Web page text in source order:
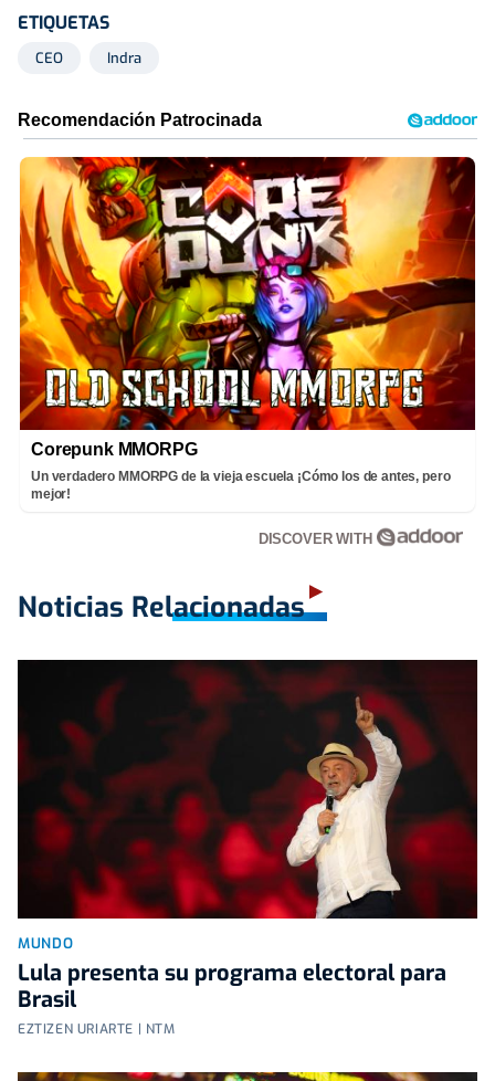
ETIQUETAS
CEO Indra
Corepunk MMORPG
Un verdadero MMORPG de la vieja escuela ¡Cómo los de antes, pero
mejor!
DISCOVER WITH
Noticias Relacionadas
MUNDO
Lula presenta su programa electoral para
Brasil
EZTIZEN URIARTE | NTM